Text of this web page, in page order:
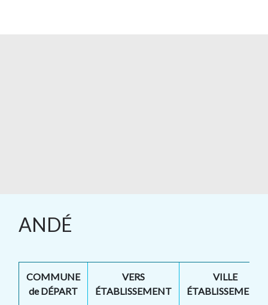
ANDÉ
COMMUNE
de DÉPART
VERS
ÉTABLISSEMENT
VILLE
ÉTABLISSEMENT